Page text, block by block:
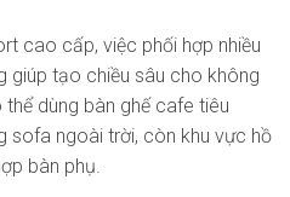
cao cấp, việc phối hợp nhiều
giúp tạo chiều sâu cho không
dùng bàn ghế cafe tiêu
sofa ngoài trời, còn khu vực hồ
bàn phụ.